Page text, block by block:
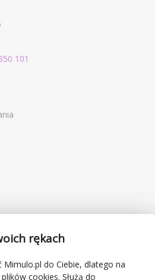
101
rękach
do Ciebie, dlatego na
cookies. Służą do